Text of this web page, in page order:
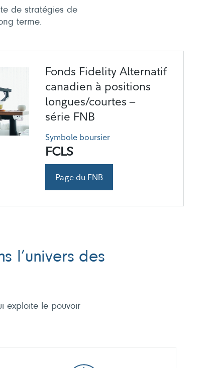
de stratégies de
terme.
Fonds Fidelity Alternatif
canadien à positions
longues/courtes ‒
série FNB
Symbole boursier
FCLS
Page du FNB
l’univers des
exploite le pouvoir